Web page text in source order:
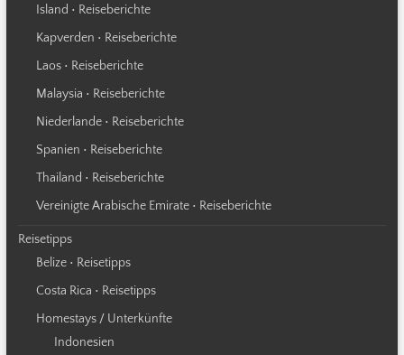
Island • Reiseberichte
Kapverden • Reiseberichte
Laos • Reiseberichte
Malaysia • Reiseberichte
Niederlande • Reiseberichte
Spanien • Reiseberichte
Thailand • Reiseberichte
Vereinigte Arabische Emirate • Reiseberichte
Reisetipps
Belize • Reisetipps
Costa Rica • Reisetipps
Homestays / Unterkünfte
Indonesien